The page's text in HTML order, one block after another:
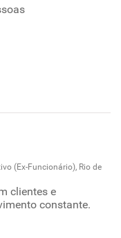
(Ex-Funcionário), Rio de
clientes e
constante.